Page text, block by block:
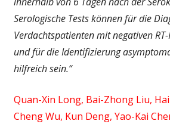
Serologische Tests können für die
Verdachtspatienten mit negativen RT-
und für die Identifizierung
hilfreich sein.“
Quan-Xin Long, Bai-Zhong Liu,
Cheng Wu, Kun Deng, Yao-Kai